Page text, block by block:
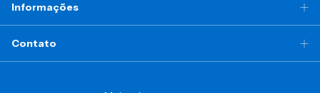
Informações
Contato